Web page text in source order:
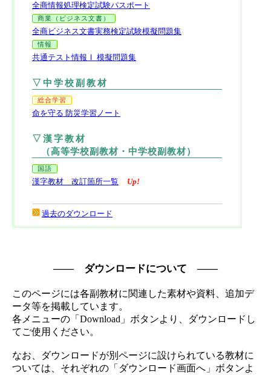
全商情報処理検定試験パスポート
商業（ビジネス文書）
全商ビジネス文書実務検定試験模擬問題集
情報
共通テスト情報Ⅰ 模擬問題集
▽中学校副教材
総合学習
命を守る 防災学習ノート
▽漢字教材
（高等学校副教材・中学校副教材）
国語
漢字教材 改訂箇所一覧 Up!
過去のダウンロード
―― ダウンロードについて ――
このページには各副教材に関連した素材や資料、追加デ
ータ等を掲載しています。
各メニューの「Download」ボタンより、ダウンロードし
てご使用ください。
なお、ダウンロードが別ページに設けられている教材に
ついては、それぞれの「ダウンロード画面へ」ボタンよ